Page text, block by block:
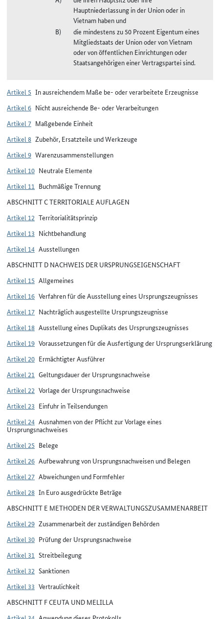
Hauptniederlassung in der Union oder in
Vietnam haben und
die mindestens zu 50 Prozent Eigentum eines
Mitgliedstaats der Union oder von Vietnam
oder von öffentlichen Einrichtungen oder
Staatsangehörigen einer Vertragspartei sind.
Artikel 5 In ausreichendem Maße be- oder verarbeitete Erzeugnisse
Artikel 6 Nicht ausreichende Be- oder Verarbeitungen
Artikel 7 Maßgebende Einheit
Artikel 8 Zubehör, Ersatzteile und Werkzeuge
Artikel 9 Warenzusammenstellungen
Artikel 10 Neutrale Elemente
Artikel 11 Buchmäßige Trennung
ABSCHNITT C TERRITORIALE AUFLAGEN
Artikel 12 Territorialitätsprinzip
Artikel 13 Nichtbehandlung
Artikel 14 Ausstellungen
ABSCHNITT D NACHWEIS DER URSPRUNGSEIGENSCHAFT
Artikel 15 Allgemeines
Artikel 16 Verfahren für die Ausstellung eines Ursprungszeugnisses
Artikel 17 Nachträglich ausgestellte Ursprungszeugnisse
Artikel 18 Ausstellung eines Duplikats des Ursprungszeugnisses
Artikel 19 Voraussetzungen für die Ausfertigung der Ursprungserklärung
Artikel 20 Ermächtigter Ausführer
Artikel 21 Geltungsdauer der Ursprungsnachweise
Artikel 22 Vorlage der Ursprungsnachweise
Artikel 23 Einfuhr in Teilsendungen
Artikel 24 Ausnahmen von der Pflicht zur Vorlage eines
Ursprungsnachweises
Artikel 25 Belege
Artikel 26 Aufbewahrung von Ursprungsnachweisen und Belegen
Artikel 27 Abweichungen und Formfehler
Artikel 28 In Euro ausgedrückte Beträge
ABSCHNITT E METHODEN DER VERWALTUNGSZUSAMMENARBEIT
Artikel 29 Zusammenarbeit der zuständigen Behörden
Artikel 30 Prüfung der Ursprungsnachweise
Artikel 31 Streitbeilegung
Artikel 32 Sanktionen
Artikel 33 Vertraulichkeit
ABSCHNITT F CEUTA UND MELILLA